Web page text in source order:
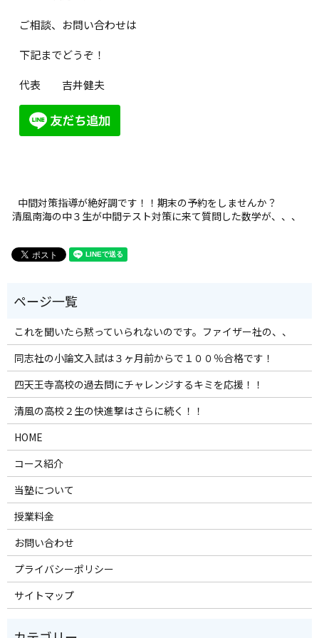
ご相談、お問い合わせは
下記までどうぞ！
代表 吉井健夫
中間対策指導が絶好調です！！期末の予約をしませんか？
清風南海の中３生が中間テスト対策に来て質問した数学が、、、
これを聞いたら黙っていられないのです。ファイザー社の、、
同志社の小論文入試は３ヶ月前からで１００％合格です！
四天王寺高校の過去問にチャレンジするキミを応援！！
清風の高校２生の快進撃はさらに続く！！
HOME
コース紹介
当塾について
授業料金
お問い合わせ
プライバシーポリシー
サイトマップ